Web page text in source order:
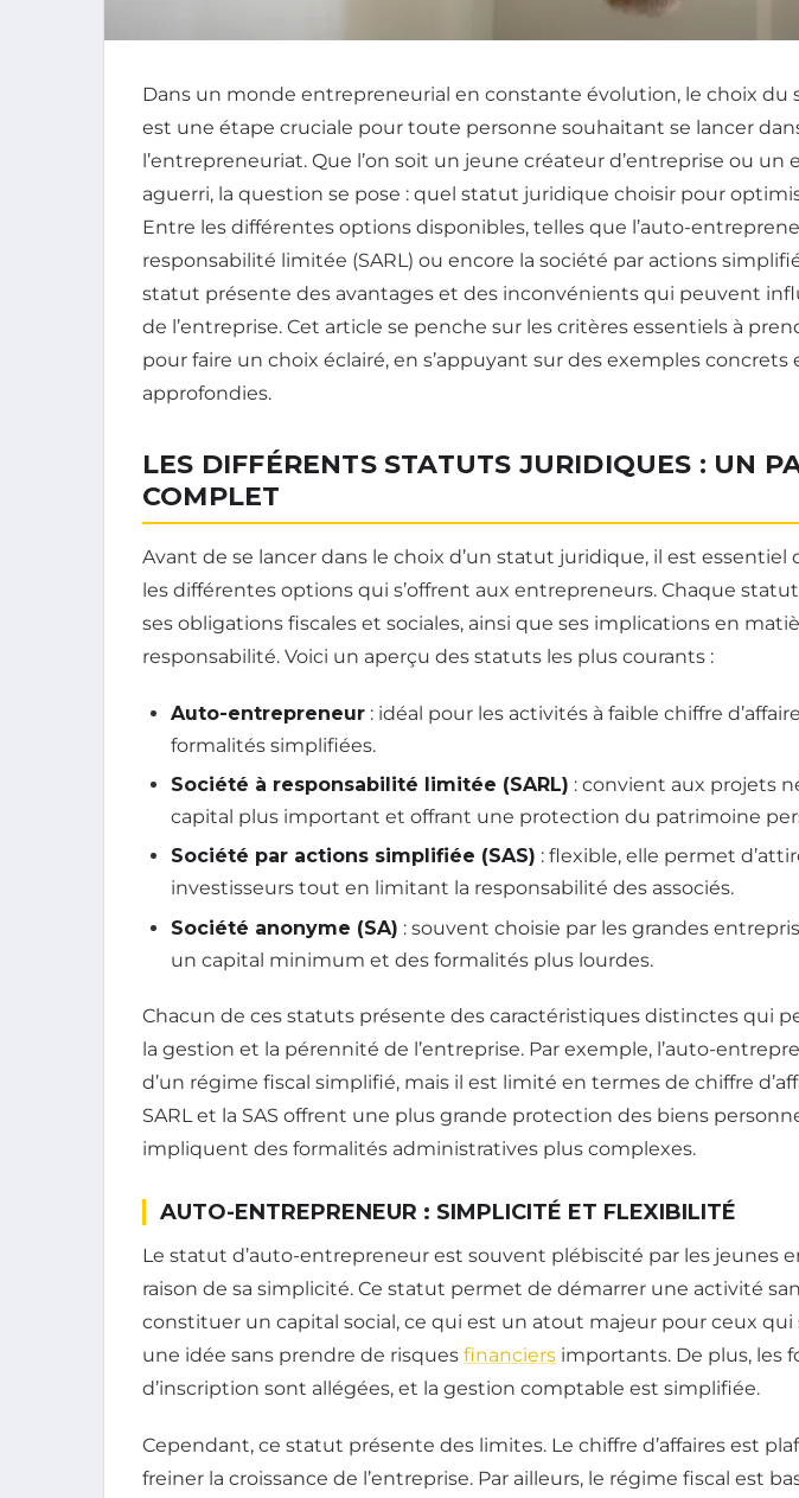
Dans un monde entrepreneurial en constante évolution, le choix du
est une étape cruciale pour toute personne souhaitant se lancer
l’entrepreneuriat. Que l’on soit un jeune créateur d’entreprise ou un
aguerri, la question se pose : quel statut juridique choisir pour
Entre les différentes options disponibles, telles que l’auto-
responsabilité limitée (SARL) ou encore la société par actions
statut présente des avantages et des inconvénients qui peuvent
de l’entreprise. Cet article se penche sur les critères essentiels à
pour faire un choix éclairé, en s’appuyant sur des exemples concrets
approfondies.
LES DIFFÉRENTS STATUTS JURIDIQUES : UN
COMPLET
Avant de se lancer dans le choix d’un statut juridique, il est essentiel
les différentes options qui s’offrent aux entrepreneurs. Chaque
ses obligations fiscales et sociales, ainsi que ses implications en
responsabilité. Voici un aperçu des statuts les plus courants :
Auto-entrepreneur : idéal pour les activités à faible chiffre
formalités simplifiées.
Société à responsabilité limitée (SARL) : convient aux projets
capital plus important et offrant une protection du patrimoine
Société par actions simplifiée (SAS) : flexible, elle permet
investisseurs tout en limitant la responsabilité des associés.
Société anonyme (SA) : souvent choisie par les grandes
un capital minimum et des formalités plus lourdes.
Chacun de ces statuts présente des caractéristiques distinctes qui
la gestion et la pérennité de l’entreprise. Par exemple, l’auto-
d’un régime fiscal simplifié, mais il est limité en termes de chiffre
SARL et la SAS offrent une plus grande protection des biens
impliquent des formalités administratives plus complexes.
AUTO-ENTREPRENEUR : SIMPLICITÉ ET FLEXIBILITÉ
Le statut d’auto-entrepreneur est souvent plébiscité par les jeunes
raison de sa simplicité. Ce statut permet de démarrer une activité
constituer un capital social, ce qui est un atout majeur pour ceux
une idée sans prendre de risques financiers importants. De plus, les
d’inscription sont allégées, et la gestion comptable est simplifiée.
Cependant, ce statut présente des limites. Le chiffre d’affaires est
freiner la croissance de l’entreprise. Par ailleurs, le régime fiscal est